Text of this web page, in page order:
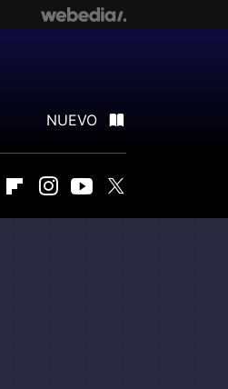
NUEVO
Twitch FlipboardInstagram
Youtube